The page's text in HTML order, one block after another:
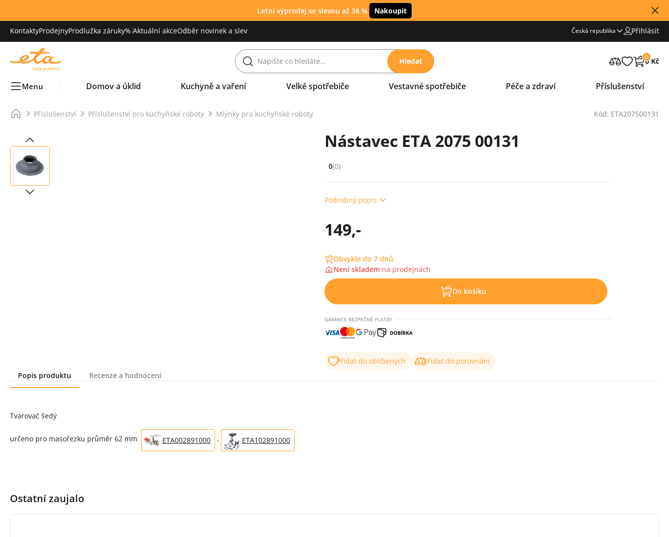
Letní výprodej se slevou až 38 % Nakoupit
KontaktyProdejnyProdlužka záruky% Aktuální akceOdběr novinek a slev Česká republika Přihlásit
Hledat 0
0 Kč
Menu Domov a úklid Kuchyně a vaření Velké spotřebiče Vestavné spotřebiče Péče a zdraví Příslušenství
Příslušenství Příslušenství pro kuchyňské roboty Mlýnky pro kuchyňské roboty Kód: ETA207500131
Nástavec ETA 2075 00131
Hodnocení: 0 z 5 (0 recenzí)
0(0)
Podrobný popis
149,-
Obvykle do 7 dnů
Není skladem na prodejnách
Do košíku
GARANCE BEZPEČNÉ PLATBY
Přidat do oblíbených
Přidat do porovnání
Popis produktu
Recenze a hodnocení
Tvarovač šedý
určeno pro masořezku průměr 62 mm ETA002891000 , ETA102891000
Ostatní zaujalo